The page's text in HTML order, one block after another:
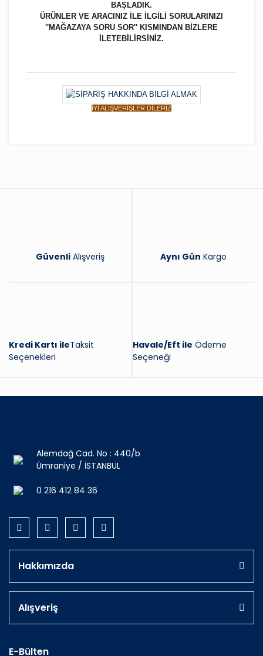
BAŞLADIK.
ÜRÜNLER VE ARACINIZ İLE İLGİLİ SORULARINIZI
''MAĞAZAYA SORU SOR'' KISMINDAN BİZLERE
İLETEBİLİRSİNİZ.
İYİ ALIŞVERİŞLER DİLERİZ
Güvenli Alışveriş Aynı Gün Kargo
Kredi Kartı ileTaksit
Seçenekleri
Havale/Eft ile Ödeme
Seçeneği
Alemdağ Cad. No : 440/b
Ümraniye / İSTANBUL
0 216 412 84 36
Hakkımızda
Alışveriş
E-Bülten